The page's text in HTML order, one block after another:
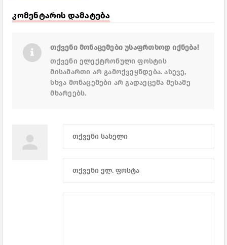
კომენტარის დამატება
თქვენი მონაცემები უსაფრთხოდ იქნება!
თქვენი ელექტრონული ფოსტის
მისამართი არ გამოქვეყნდება. ასევე,
სხვა მონაცემები არ გადაეცემა მესამე
მხარეებს.